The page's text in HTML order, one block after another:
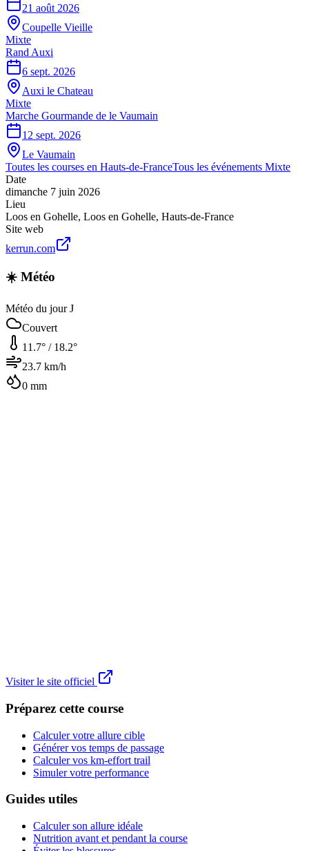
21 août 2026
Coupelle Vieille
Mixte
Rand Auxi
6 sept. 2026
Auxi le Chateau
Mixte
Marche Gourmande de le Vaumain
12 sept. 2026
Le Vaumain
Toutes les courses en Hauts-de-FranceTous les événements Mixte
Date
dimanche 7 juin 2026
Lieu
Loos en Gohelle, Loos en Gohelle, Hauts-de-France
Site web
kerrun.com
☀️ Météo
Météo du jour J
Couvert
11.7° / 18.2°
23.7 km/h
0 mm
Visiter le site officiel
Préparez cette course
Calculer votre allure cible
Générer vos temps de passage
Calculer vos km-effort trail
Simuler votre performance
Guides utiles
Calculer son allure idéale
Nutrition avant et pendant la course